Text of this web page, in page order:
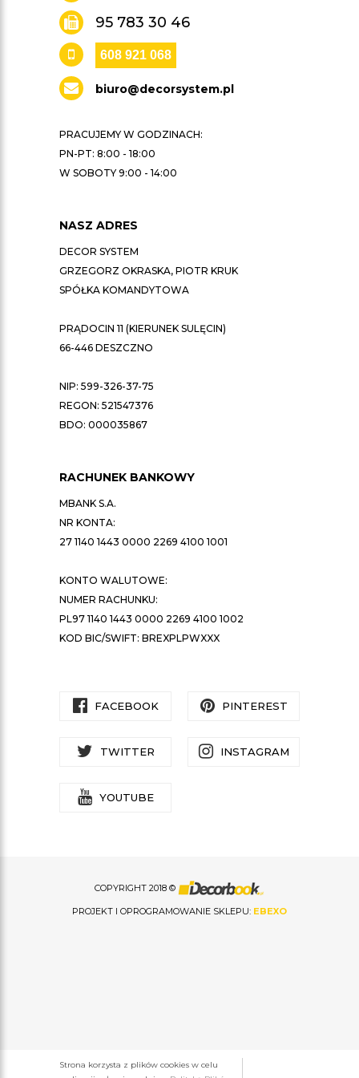
95 783 30 46
608 921 068
biuro@decorsystem.pl
PRACUJEMY W GODZINACH:
PN-PT: 8:00 - 18:00
W SOBOTY 9:00 - 14:00
NASZ ADRES
DECOR SYSTEM
GRZEGORZ OKRASKA, PIOTR KRUK
SPÓŁKA KOMANDYTOWA
PRĄDOCIN 11 (KIERUNEK SULĘCIN)
66-446 DESZCZNO
NIP: 599-326-37-75
REGON: 521547376
BDO: 000035867
RACHUNEK BANKOWY
MBANK S.A.
NR KONTA:
27 1140 1443 0000 2269 4100 1001
KONTO WALUTOWE:
NUMER RACHUNKU:
PL97 1140 1443 0000 2269 4100 1002
KOD BIC/SWIFT: BREXPLPWXXX
FACEBOOK PINTEREST
TWITTER INSTAGRAM
YOUTUBE
COPYRIGHT 2018 ©
PROJEKT I OPROGRAMOWANIE SKLEPU: EBEXO
Strona korzysta z plików cookies w celu